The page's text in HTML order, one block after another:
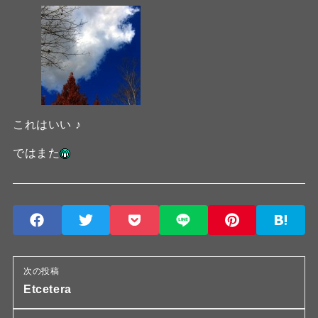
これはいい ♪
ではまた
次の投稿
Etcetera